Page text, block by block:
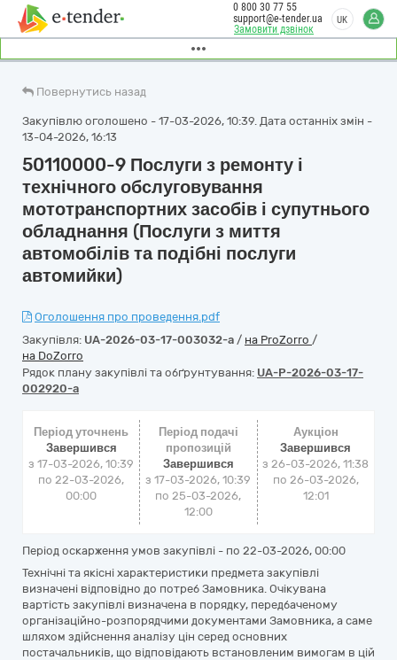
Замовити дзвінок
0 800 30 77 55
support@e-tender.ua
UK
Повернутись назад
Закупівлю оголошено - 17-03-2026, 10:39. Дата останніх змін -
13-04-2026, 16:13
50110000-9 Послуги з ремонту і
технічного обслуговування
мототранспортних засобів і супутнього
обладнання (Послуги з миття
автомобілів та подібні послуги
автомийки)
Оголошення про проведення.pdf
Закупівля: UA-2026-03-17-003032-a / на ProZorro /
на DoZorro
Рядок плану закупівлі та обґрунтування: UA-P-2026-03-17-
002920-a
Період уточнень
Завершився
з 17-03-2026, 10:39
по 22-03-2026,
00:00
Період подачі
пропозицій
Завершився
з 17-03-2026, 10:39
по 25-03-2026,
12:00
Аукціон
Завершився
з26-03-2026, 11:38
по 26-03-2026,
12:01
Період оскарження умов закупівлі - по 22-03-2026, 00:00
Технічні та якісні характеристики предмета закупівлі
визначені відповідно до потреб Замовника. Очікувана
вартість закупівлі визначена в порядку, передбаченому
організаційно-розпорядчими документами Замовника, а саме
шляхом здійснення аналізу цін серед основних
постачальників, що відповідають встановленим вимогам в цій